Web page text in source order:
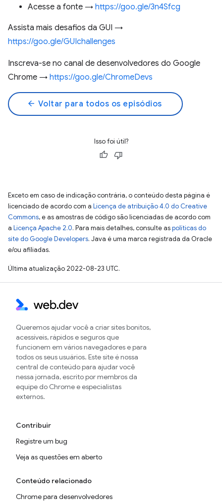
Acesse a fonte → https://goo.gle/3n4Sfcg
Assista mais desafios da GUI →
https://goo.gle/GUIchallenges
Inscreva-se no canal de desenvolvedores do Google
Chrome → https://goo.gle/ChromeDevs
arrow_back Voltar para todos os episódios
Isso foi útil?
Exceto em caso de indicação contrária, o conteúdo desta página é
licenciado de acordo com a Licença de atribuição 4.0 do Creative
Commons, e as amostras de código são licenciadas de acordo com
a Licença Apache 2.0. Para mais detalhes, consulte aspolíticas do
site do Google Developers. Java é uma marca registrada da Oracle
e/ou afiliadas.
Última atualização 2022-08-23 UTC.
Queremos ajudar você a criar sites bonitos,
acessíveis, rápidos e seguros que
funcionem em vários navegadores e para
todos os seus usuários. Este site é nossa
central de conteúdo para ajudar você
nessa jornada, escrito por membros da
equipe do Chrome e especialistas
externos.
Contribuir
Registre um bug
Veja as questões em aberto
Conteúdo relacionado
Chrome para desenvolvedores